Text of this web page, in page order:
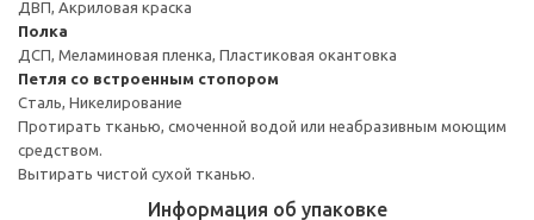
ДВП, Акриловая краска
Полка
ДСП, Меламиновая пленка, Пластиковая окантовка
Петля со встроенным стопором
Сталь, Никелирование
Протирать тканью, смоченной водой или неабразивным моющим
средством.
Вытирать чистой сухой тканью.
Информация об упаковке